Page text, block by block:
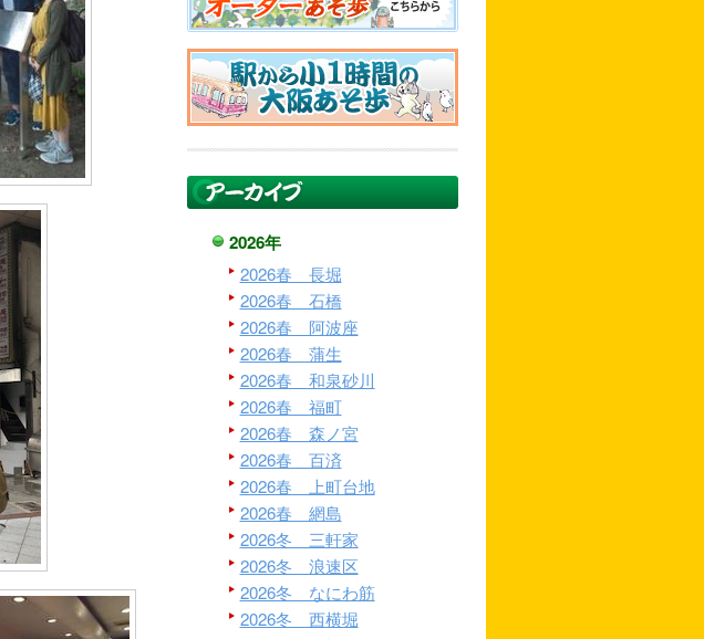
2026年
2026春 長堀
2026春 石橋
2026春 阿波座
2026春 蒲生
2026春 和泉砂川
2026春 福町
2026春 森ノ宮
2026春 百済
2026春 上町台地
2026春 網島
2026冬 三軒家
2026冬 浪速区
2026冬 なにわ筋
2026冬 西横堀